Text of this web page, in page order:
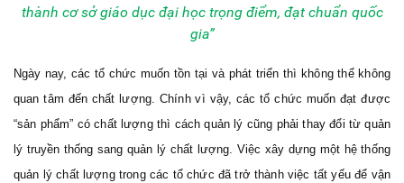
thành cơ sở giáo dục đại học trọng điểm, đạt chuẩn quốc
gia”
Ngày nay, các tổ chức muốn tồn tại và phát triển thì không thể không
quan tâm đến chất lượng. Chính vì vậy, các tổ chức muốn đạt được
“sản phẩm” có chất lượng thì cách quản lý cũng phải thay đổi từ quản
lý truyền thống sang quản lý chất lượng. Việc xây dựng một hệ thống
quản lý chất lượng trong các tổ chức đã trở thành việc tất yếu để vận